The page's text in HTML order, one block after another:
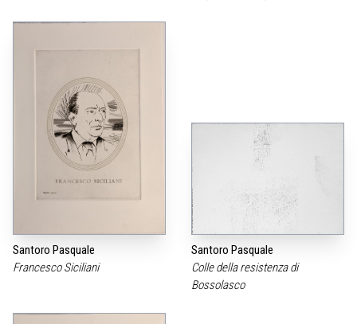
Santoro Pasquale
Francesco Siciliani
Santoro Pasquale
Colle della resistenza di
Bossolasco